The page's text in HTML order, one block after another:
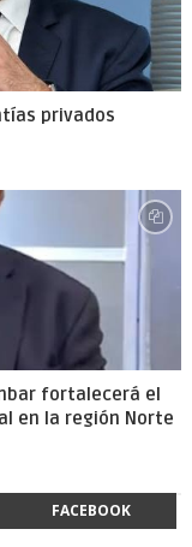
privados
fortalecerá el
en la región Norte
FACEBOOK